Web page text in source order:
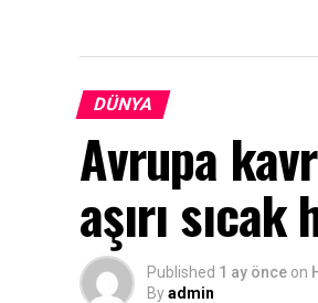
DÜNYA
Avrupa
aşırı
Published 1 ay önce on
Byadmin